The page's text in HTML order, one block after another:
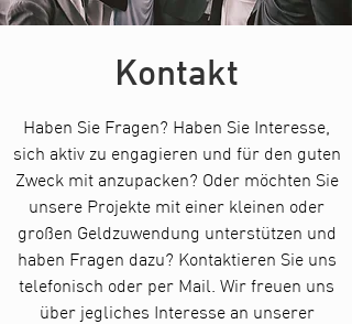
Kontakt
Haben Sie Fragen? Haben Sie Interesse,
sich aktiv zu engagieren und für den guten
Zweck mit anzupacken? Oder möchten Sie
unsere Projekte mit einer kleinen oder
großen Geldzuwendung unterstützen und
haben Fragen dazu? Kontaktieren Sie uns
telefonisch oder per Mail. Wir freuen uns
über jegliches Interesse an unserer